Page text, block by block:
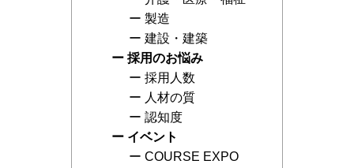
製造
建設・建築
採用のお悩み
採用人数
人材の質
認知度
イベント
COURSE EXPO